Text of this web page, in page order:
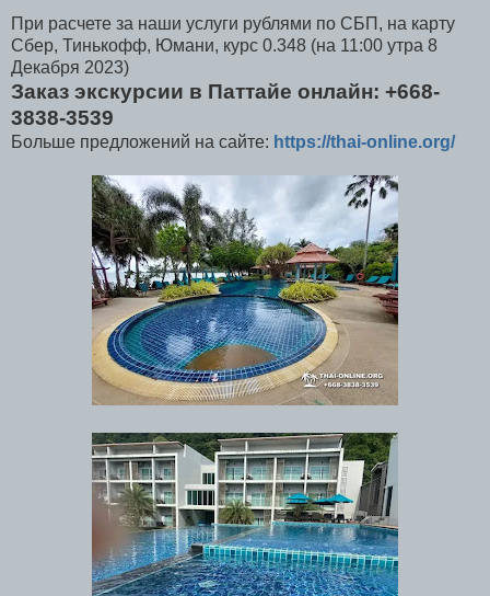
При расчете за наши услуги рублями по СБП, на карту
Сбер, Тинькофф, Юмани, курс 0.348 (на 11:00 утра 8
Декабря 2023)
Заказ экскурсии в Паттайе онлайн: +668-
3838-3539
Больше предложений на сайте: https://thai-online.org/